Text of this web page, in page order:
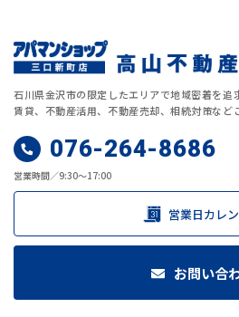
石川県金沢市の限定したエリアで地域密着を追
賃貸、不動産活用、不動産売却、相続対策など
076-264-8686
営業時間／9:30～17:00
営業日カレ
お問い合